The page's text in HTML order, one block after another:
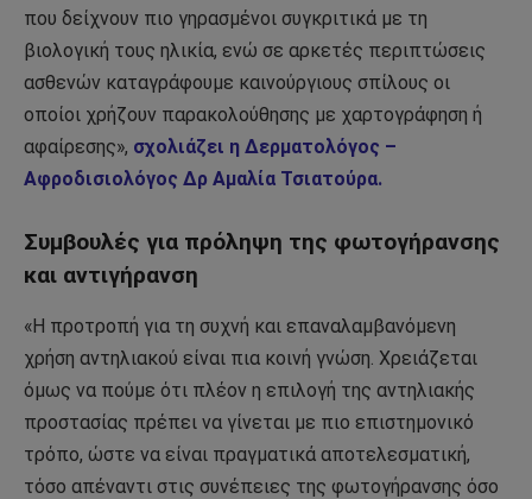
που δείχνουν πιο γηρασμένοι συγκριτικά με τη
βιολογική τους ηλικία, ενώ σε αρκετές περιπτώσεις
ασθενών καταγράφουμε καινούργιους σπίλους οι
οποίοι χρήζουν παρακολούθησης με χαρτογράφηση ή
αφαίρεσης», σχολιάζει η Δερματολόγος –
Αφροδισιολόγος Δρ Αμαλία Τσιατούρα.
Συμβουλές για πρόληψη της φωτογήρανσης
και αντιγήρανση
«Η προτροπή για τη συχνή και επαναλαμβανόμενη
χρήση αντηλιακού είναι πια κοινή γνώση. Χρειάζεται
όμως να πούμε ότι πλέον η επιλογή της αντηλιακής
προστασίας πρέπει να γίνεται με πιο επιστημονικό
τρόπο, ώστε να είναι πραγματικά αποτελεσματική,
τόσο απέναντι στις συνέπειες της φωτογήρανσης όσο